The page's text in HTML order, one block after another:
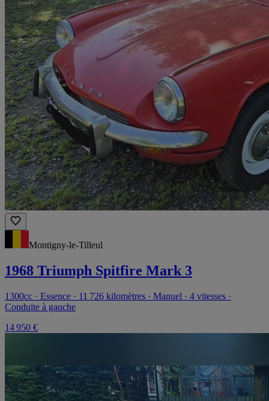
Montigny-le-Tilleul
1968 Triumph Spitfire Mark 3
1300cc · Essence · 11 726 kilomètres · Manuel · 4 vitesses ·
Conduite à gauche
14 950 €